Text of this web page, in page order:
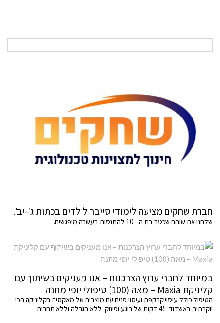
חברת שחקים מציעה לימודי סייבר לילדים בכתות ג'-יב'.
שלחנו את שוהם שכטר בת ה - 10 להתנסות בעשרה מיפגשים.
במיוחד לחברי ערוץ הצרכנות – אנו מעניקים בשיתוף עם
קליניקת Maxia – מאה (100) טיפולי יופי מתנה
הטיפול כולל עיסוי קרקפת ועיסוי פנים עם מוצרים של מאקסיה בקליניקה הכי
יוקרתית באשדוד. 45 דקות של רוגע ופינוק. ללא הגרלה וללא תחרות